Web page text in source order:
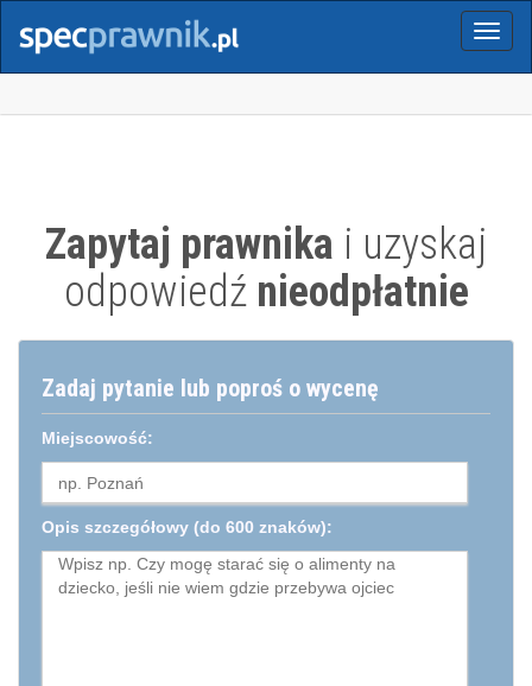
Menu
Zapytaj prawnika i uzyskaj
odpowiedźnieodpłatnie
Zadaj pytanie lub poproś o wycenę
Miejscowość:
Opis szczegółowy (do 600 znaków):